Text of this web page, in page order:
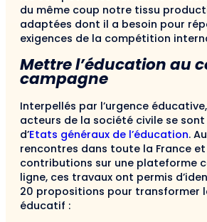
du même coup notre tissu
adaptées dont il a besoin pour
exigences de la compétition
Mettre l’éducation au
campagne
Interpellés par l’urgence
acteurs de la société civile se sont
d’Etats généraux de l’éducation.
rencontres dans toute la France et
contributions sur une plateforme
ligne, ces travaux ont permis
20 propositions pour transformer
éducatif :